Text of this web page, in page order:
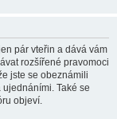
pár vteřin a dává vám
rozšířené pravomoci
jste se obeznámili
Také se
objeví.